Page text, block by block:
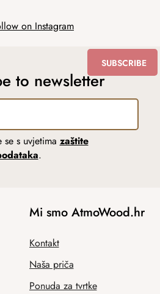
on Instagram
to newsletter
se s uvjetima zaštite
.
SUBSCRIBE
Mi smo AtmoWood.hr
Kontakt
Naša priča
Ponuda za tvrtke